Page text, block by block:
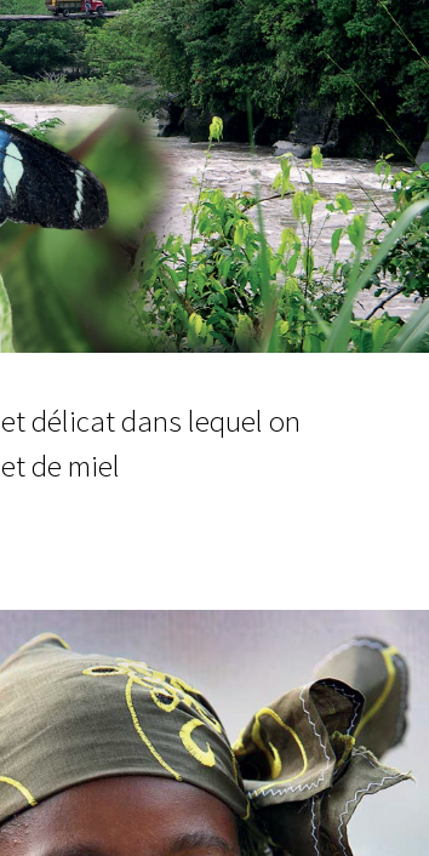
délicat dans lequel on
de miel